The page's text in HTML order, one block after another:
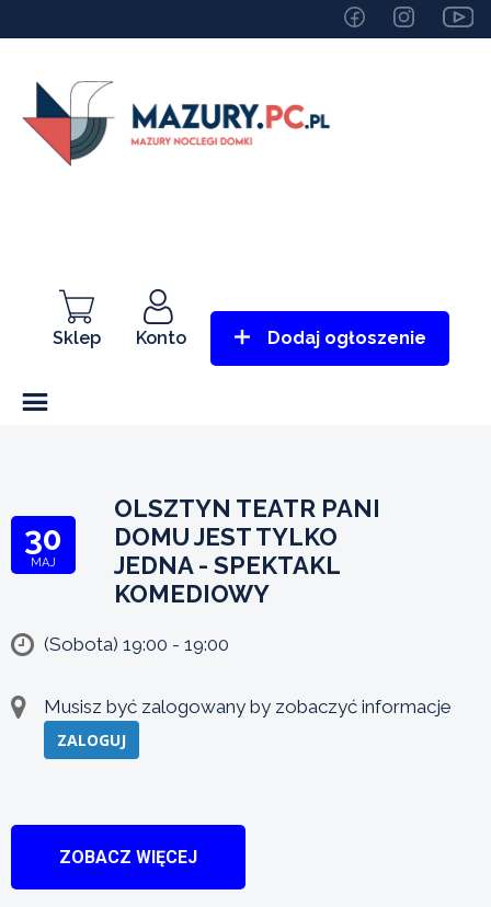
Sklep Konto Dodaj ogłoszenie
30
MAJ
OLSZTYN TEATR PANI
DOMU JEST TYLKO
JEDNA - SPEKTAKL
KOMEDIOWY
(Sobota) 19:00 - 19:00
Musisz być zalogowany by zobaczyć informacje
ZALOGUJ
ZOBACZ WIĘCEJ